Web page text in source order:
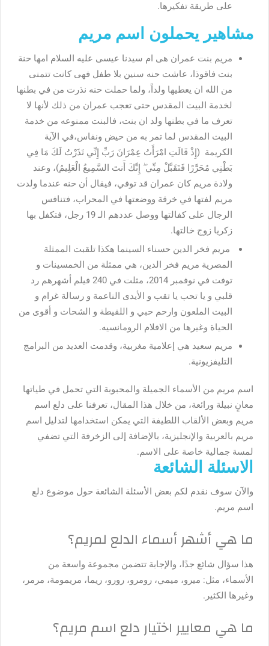
على طريقة تفكيرها.
مشاهير يحملون اسم مريم
مريم بنت عمران هى ام سيدنا عيسى عليه السلام امها حنة
بنت فاقوذا، عاشت حنه سنين بلا طفل فهى كانت تتمنى
من الله ان يعطيها ولداً، ولما حملت حنه نذرت من في بطنها
لخدمة البيت المقدس حتى تعجب عمران من ذلك لأنها لا
تعرف ما في بطنها ولد ان بنت، فالبنت ممنوعه من خدمة
البيت المقدس لما تمر به من حيض ونفاس،في الآية
الكريمة (إِذْ قَالَتِ امْرَأَتُ عِمْرَانَ رَبِّ إِنِّي نَذَرْتُ لَكَ مَا فِي
بَطْنِي مُحَرَّرًا فَتَقَبَّلْ مِنِّي ۖ إِنَّكَ أَنتَ السَّمِيعُ الْعَلِيمُ)، وعند
ولادة مريم كان عمران قد توفي، فيقال أن حنه عندما ولدت
مريم لفتها في خرقة ووضعتها في المحراب، فتنافس
الرجال على كفالتها ووصل عددهم الـ 19 رجل، فتكفل بها
زكريا زوج خالتها.
مريم فخر الدين حسناء السينما هكذا تلقبت الممثلة
المصرية مريم فخر الدين، هي ممثلة من الخمسينات و
توفت في نوفمبر 2014، مثلت في 240 فيلم أشهرهم رد
قلبي و يا تحب يا تقب و الأيدى الناعمة و رسالة غرام و
البيت الملعون وارحم حبي و اللقيطة و الشحات و أقوى من
الحياة وغيرها من الافلام الرومانسيه.
مريم سعيد هي إعلامية مغربية، وقدمت العديد من البرامج
التليفزيونية.
اسم مريم من الأسماء الجميلة والمحبوبة التي تحمل في طياتها
معانٍ نبيلة ورائعة، من خلال هذا المقال، تعرفنا على دلع اسم
مريم وبعض الألقاب اللطيفة التي يمكن استخدامها لتدليل اسم
مريم بالعربية والإنجليزية، بالإضافة إلى الزخرفة التي تضفي
لمسة جمالية خاصة على الاسم.
الاسئلة الشائعة
والآن سوف نقدم لكم بعض الأسئلة الشائعة حول موضوع دلع
اسم مريم.
ما هي أشهر أسماء الدلع لمريم؟
هذا سؤال شائع جدًا، والإجابة تتضمن مجموعة واسعة من
الأسماء، مثل: ميرو، ميمي، رومرو، رورو، ريما، مريمومة، مرمر،
وغيرها الكثير.
ما هي معايير اختيار دلع اسم مريم؟